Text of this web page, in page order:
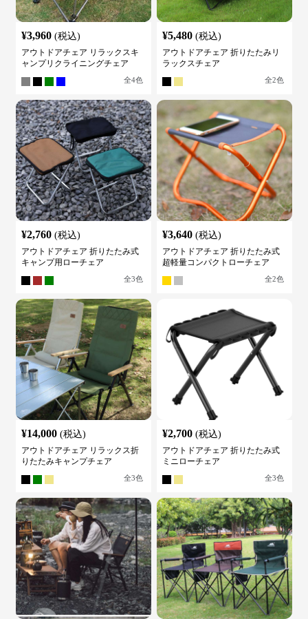
¥3,960 (税込)
アウトドアチェア リラックスキ
ャンプリクライニングチェア
全4色
¥5,480 (税込)
アウトドアチェア 折りたたみリ
ラックスチェア
全2色
¥2,760 (税込)
アウトドアチェア 折りたたみ式
キャンプ用ローチェア
全3色
¥3,640 (税込)
アウトドアチェア 折りたたみ式
超軽量コンパクトローチェア
全2色
¥14,000 (税込)
アウトドアチェア リラックス折
りたたみキャンプチェア
全3色
¥2,700 (税込)
アウトドアチェア 折りたたみ式
ミニローチェア
全3色